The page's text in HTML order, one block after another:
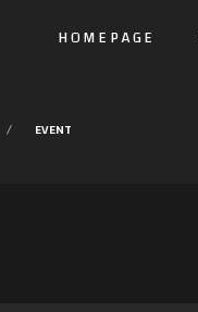
HOMEPAGE
EVENT